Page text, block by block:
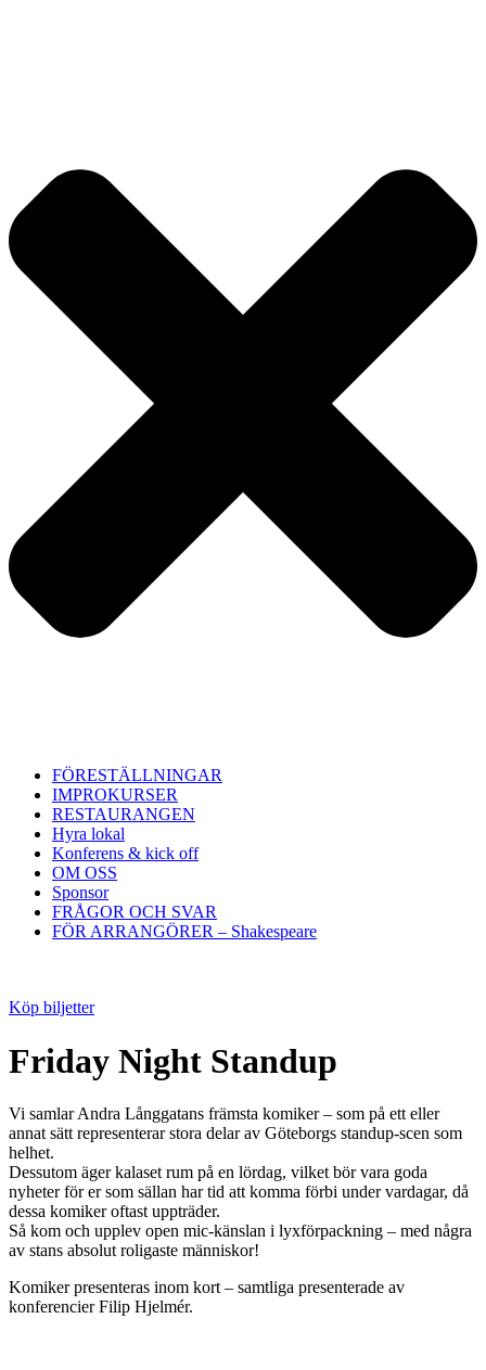
FÖRESTÄLLNINGAR
IMPROKURSER
RESTAURANGEN
Hyra lokal
Konferens & kick off
OM OSS
Sponsor
FRÅGOR OCH SVAR
FÖR ARRANGÖRER – Shakespeare
Köp biljetter
Friday Night Standup
Vi samlar Andra Långgatans främsta komiker – som på ett eller
annat sätt representerar stora delar av Göteborgs standup-scen som
helhet.
Dessutom äger kalaset rum på en lördag, vilket bör vara goda
nyheter för er som sällan har tid att komma förbi under vardagar, då
dessa komiker oftast uppträder.
Så kom och upplev open mic-känslan i lyxförpackning – med några
av stans absolut roligaste människor!
Komiker presenteras inom kort – samtliga presenterade av
konferencier Filip Hjelmér.